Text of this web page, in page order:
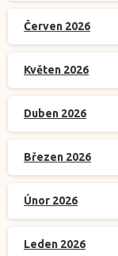
Červen 2026
Květen 2026
Duben 2026
Březen 2026
Únor 2026
Leden 2026